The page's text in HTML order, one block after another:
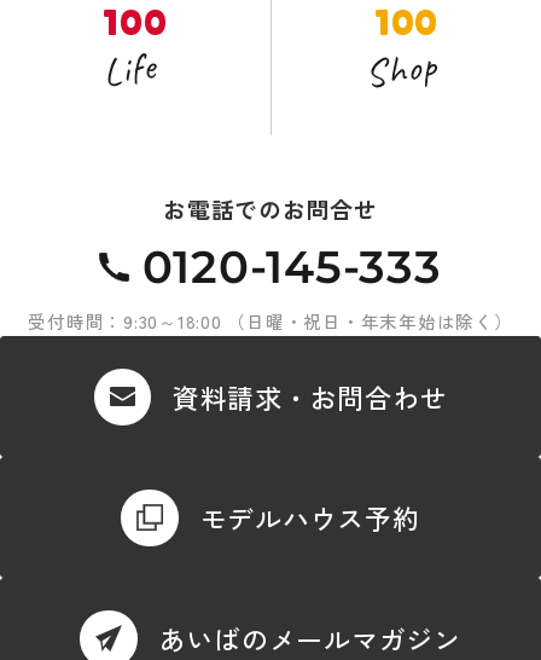
100
Life
100
Shop
お電話でのお問合せ
0120-145-333
受付時間：9:30～18:00 （日曜・祝日・年末年始は除く）
資料請求・お問合わせ
モデルハウス予約
あいばのメールマガジン